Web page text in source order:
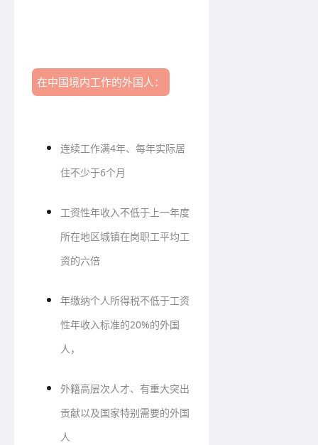
在中国境内工作的外国人：
连续工作满4年、每年实际居
住不少于6个月
工资性年收入不低于上一年度
所在地区城镇在岗职工平均工
资的六倍
年缴纳个人所得税不低于工资
性年收入标准的20%的外国
人，
外籍高层次人才、有重大突出
贡献以及国家特别需要的外国
人